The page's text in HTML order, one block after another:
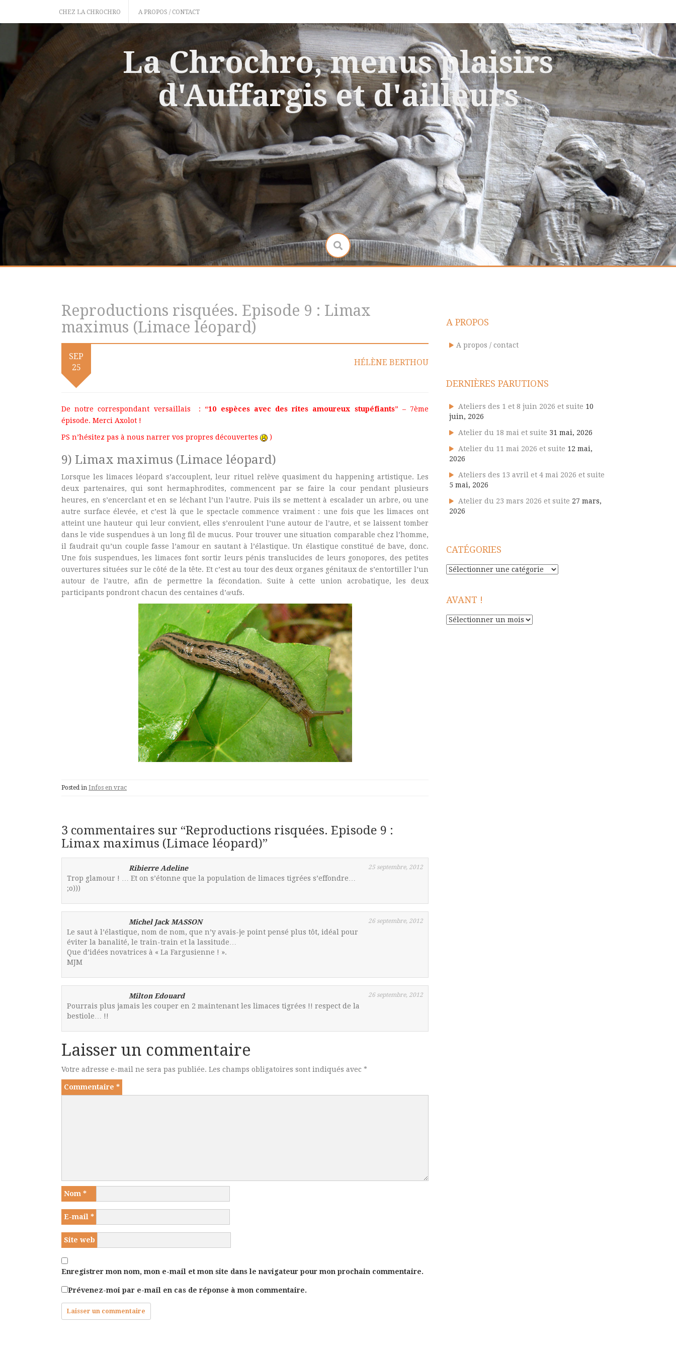
content
CHEZ LA CHROCHRO A PROPOS / CONTACT
La Chrochro, menus plaisirs
d'Auffargis et d'ailleurs
Reproductions risquées. Episode 9 : Limax
maximus (Limace léopard)
SEP
25
HÉLÈNE BERTHOU
De notre correspondant versaillais : “10 espèces avec des rites amoureux stupéfiants” – 7ème
épisode. Merci Axolot !
PS n’hésitez pas à nous narrer vos propres découvertes )
9) Limax maximus (Limace léopard)
Lorsque les limaces léopard s’accouplent, leur rituel relève quasiment du happening artistique. Les
deux partenaires, qui sont hermaphrodites, commencent par se faire la cour pendant plusieurs
heures, en s’encerclant et en se léchant l’un l’autre. Puis ils se mettent à escalader un arbre, ou une
autre surface élevée, et c’est là que le spectacle commence vraiment : une fois que les limaces ont
atteint une hauteur qui leur convient, elles s’enroulent l’une autour de l’autre, et se laissent tomber
dans le vide suspendues à un long fil de mucus. Pour trouver une situation comparable chez l’homme,
il faudrait qu’un couple fasse l’amour en sautant à l’élastique. Un élastique constitué de bave, donc.
Une fois suspendues, les limaces font sortir leurs pénis translucides de leurs gonopores, des petites
ouvertures situées sur le côté de la tête. Et c’est au tour des deux organes génitaux de s’entortiller l’un
autour de l’autre, afin de permettre la fécondation. Suite à cette union acrobatique, les deux
participants pondront chacun des centaines d’œufs.
Posted in Infos en vrac
3 commentaires sur “Reproductions risquées. Episode 9 :
Limax maximus (Limace léopard)”
Ribierre Adeline 25 septembre, 2012
Trop glamour ! … Et on s’étonne que la population de limaces tigrées s’effondre…
;o)))
Michel Jack MASSON 26 septembre, 2012
Le saut à l’élastique, nom de nom, que n’y avais-je point pensé plus tôt, idéal pour
éviter la banalité, le train-train et la lassitude…
Que d’idées novatrices à « La Fargusienne ! ».
MJM
Milton Edouard 26 septembre, 2012
Pourrais plus jamais les couper en 2 maintenant les limaces tigrées !! respect de la
bestiole… !!
Laisser un commentaire
Votre adresse e-mail ne sera pas publiée. Les champs obligatoires sont indiqués avec *
Commentaire *
Nom *
E-mail *
Site web
Enregistrer mon nom, mon e-mail et mon site dans le navigateur pour mon prochain commentaire.
Prévenez-moi par e-mail en cas de réponse à mon commentaire.
A PROPOS
A propos / contact
DERNIÈRES PARUTIONS
Ateliers des 1 et 8 juin 2026 et suite 10
juin, 2026
Atelier du 18 mai et suite 31 mai, 2026
Atelier du 11 mai 2026 et suite 12 mai,
2026
Ateliers des 13 avril et 4 mai 2026 et suite
5 mai, 2026
Atelier du 23 mars 2026 et suite 27 mars,
2026
CATÉGORIES
Catégories
AVANT !
Avant